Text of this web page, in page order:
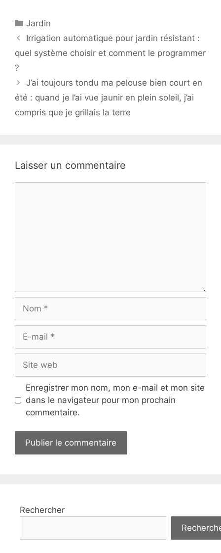
Catégories
Jardin
Irrigation automatique pour jardin résistant :
quel système choisir et comment le programmer
?
J’ai toujours tondu ma pelouse bien court en
été : quand je l’ai vue jaunir en plein soleil, j’ai
compris que je grillais la terre
Laisser un commentaire
mail
web
Enregistrer mon nom, mon e-mail et mon site
dans le navigateur pour mon prochain
commentaire.
Rechercher